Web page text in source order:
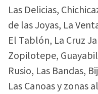
Las Delicias,
de las Joyas, La
El Tablón, La Cruz
Zopilotepe,
Rusio, Las Bandas,
Las Canoas y zonas